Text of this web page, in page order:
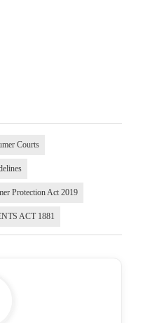
Courts
Protection Act 2019
ACT 1881